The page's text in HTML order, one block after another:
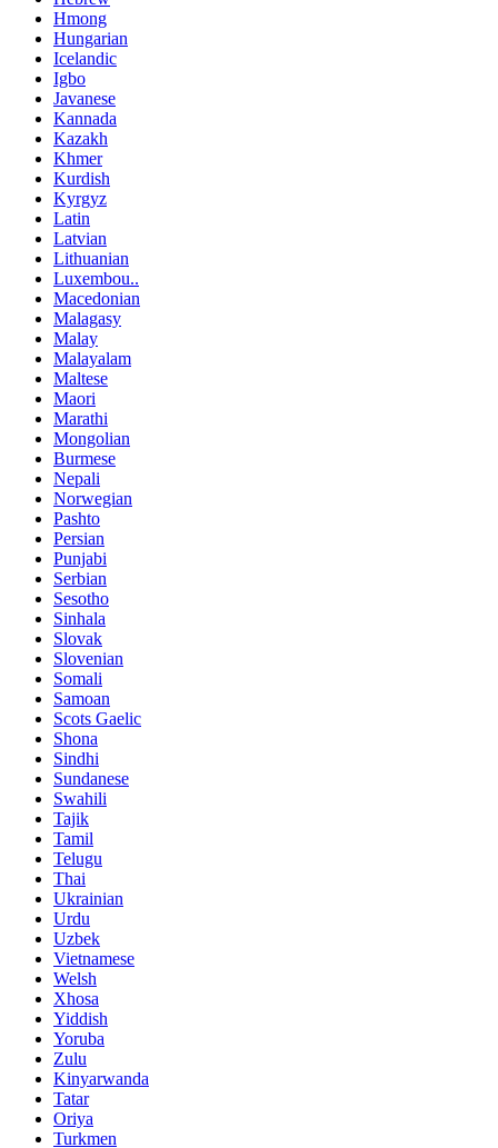
Hmong
Hungarian
Icelandic
Igbo
Javanese
Kannada
Kazakh
Khmer
Kurdish
Kyrgyz
Latin
Latvian
Lithuanian
Luxembou..
Macedonian
Malagasy
Malay
Malayalam
Maltese
Maori
Marathi
Mongolian
Burmese
Nepali
Norwegian
Pashto
Persian
Punjabi
Serbian
Sesotho
Sinhala
Slovak
Slovenian
Somali
Samoan
Scots Gaelic
Shona
Sindhi
Sundanese
Swahili
Tajik
Tamil
Telugu
Thai
Ukrainian
Urdu
Uzbek
Vietnamese
Welsh
Xhosa
Yiddish
Yoruba
Zulu
Kinyarwanda
Tatar
Oriya
Turkmen